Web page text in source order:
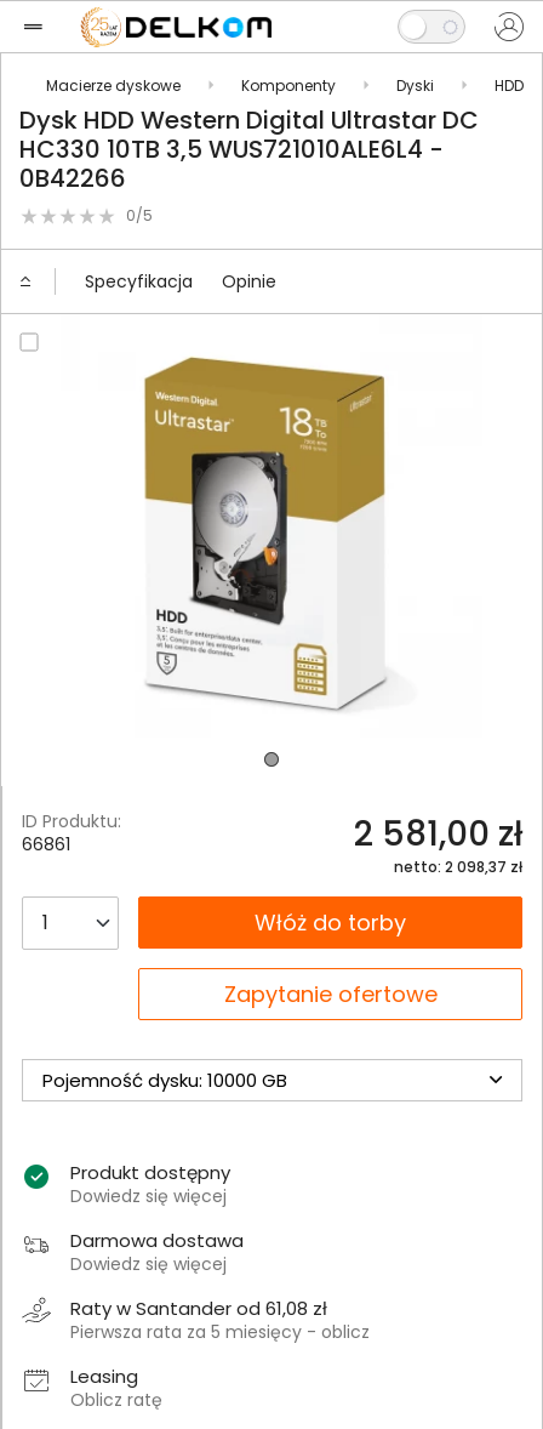
Macierze dyskowe Komponenty Dyski HDD
Dysk HDD Western Digital Ultrastar DC
HC330 10TB 3,5 WUS721010ALE6L4 -
0B42266
0/5
Specyfikacja Opinie
ID Produktu:
66861
2 581,00 zł
netto: 2 098,37 zł
__B2C.PRODUCT.QUANTITYWłóż do torby
Zapytanie ofertowe
Pojemność dysku: 10000 GB
Produkt dostępny
Dowiedz się więcej
Darmowa dostawa
Dowiedz się więcej
Raty w Santander od 61,08 zł
Pierwsza rata za 5 miesięcy - oblicz
Leasing
Oblicz ratę